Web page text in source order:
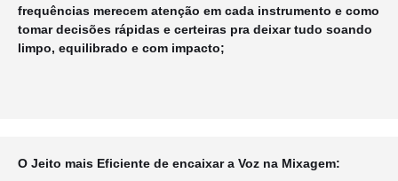
frequências merecem atenção em cada instrumento e como
tomar decisões rápidas e certeiras pra deixar tudo soando
limpo, equilibrado e com impacto;
O Jeito mais Eficiente de encaixar a Voz na Mixagem: